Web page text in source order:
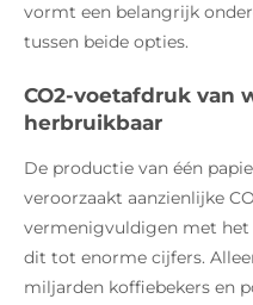
vormt een belangrijk
tussen beide opties.
CO2-voetafdruk van
herbruikbaar
De productie van één
veroorzaakt aanzienlijke
vermenigvuldigen met het
dit tot enorme cijfers.
miljarden koffiebekers en